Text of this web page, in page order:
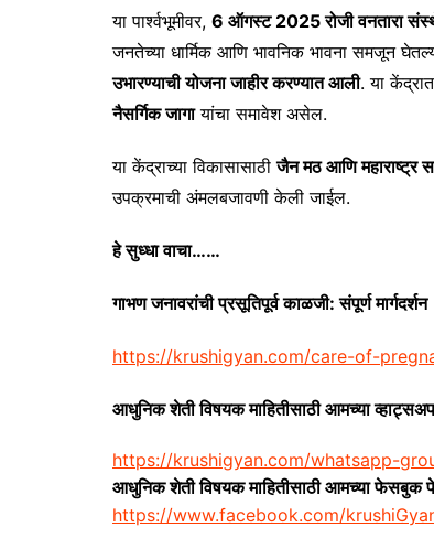
या पार्श्वभूमीवर, 6 ऑगस्ट 2025 रोजी वनतारा
जनतेच्या धार्मिक आणि भावनिक भावना समजून
उभारण्याची योजना जाहीर करण्यात आली. या
नैसर्गिक जागायांचा समावेश असेल.
या केंद्राच्या विकासासाठीजैन मठ आणि महाराष्ट्र
उपक्रमाची अंमलबजावणी केली जाईल.
हे सुध्धा वाचा……
गाभण जनावरांची प्रसूतिपूर्व काळजी: संपूर्ण मार्गदर्शन
https://krushigyan.com/care-of-
आधुनिक शेती विषयक माहितीसाठी आमच्या
https://krushigyan.com/whatsapp-
आधुनिक शेती विषयक माहितीसाठी आमच्या फेसबुक
https://www.facebook.com/